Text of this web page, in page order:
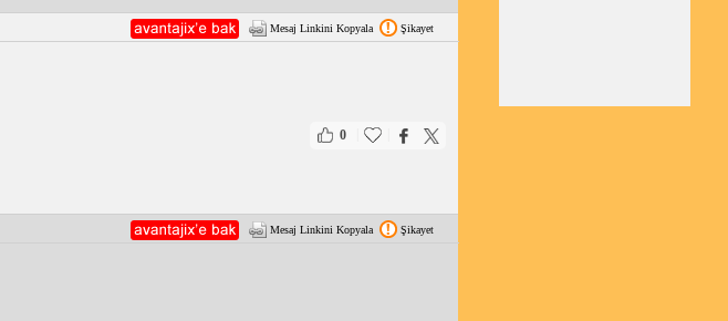
Mesaj Linkini Kopyala Şikayet
0
Mesaj Linkini Kopyala Şikayet